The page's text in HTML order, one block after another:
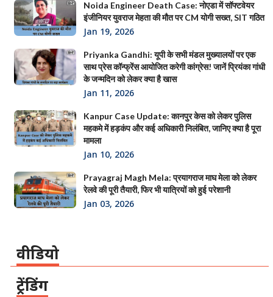
Noida Engineer Death Case: नोएडा में सॉफ्टवेयर
इंजीनियर युवराज मेहता की मौत पर CM योगी सख्त, SIT गठित
Jan 19, 2026
Priyanka Gandhi: यूपी के सभी मंडल मुख्यालयों पर एक
साथ प्रेस कॉन्फ्रेंस आयोजित करेगी कांग्रेस! जानें प्रियंका गांधी
के जन्मदिन को लेकर क्या है खास
Jan 11, 2026
Kanpur Case Update: कानपुर केस को लेकर पुलिस
महकमे में हड़कंप और कई अधिकारी निलंबित, जानिए क्या है पूरा
मामला
Jan 10, 2026
Prayagraj Magh Mela: प्रयागराज माघ मेला को लेकर
रेलवे की पूरी तैयारी, फिर भी यात्रियों को हुई परेशानी
Jan 03, 2026
वीडियो
ट्रेंडिंग